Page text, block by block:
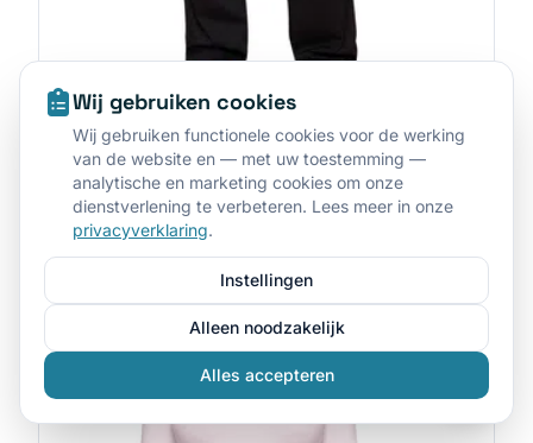
Wij gebruiken cookies
Wij gebruiken functionele cookies voor de werking
van de website en — met uw toestemming —
analytische en marketing cookies om onze
dienstverlening te verbeteren. Lees meer in onze
privacyverklaring.
Instellingen
Alleen noodzakelijk
Alles accepteren
Cherokee•CHWWE140
Cargobroek met gulp voor heren
Gratis offerte aanvragen